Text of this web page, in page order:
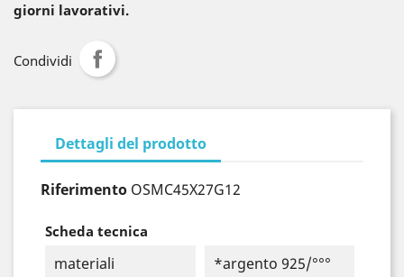
giorni lavorativi.
Condividi
Dettagli del prodotto
Riferimento OSMC45X27G12
Scheda tecnica
materiali *argento 925/°°°